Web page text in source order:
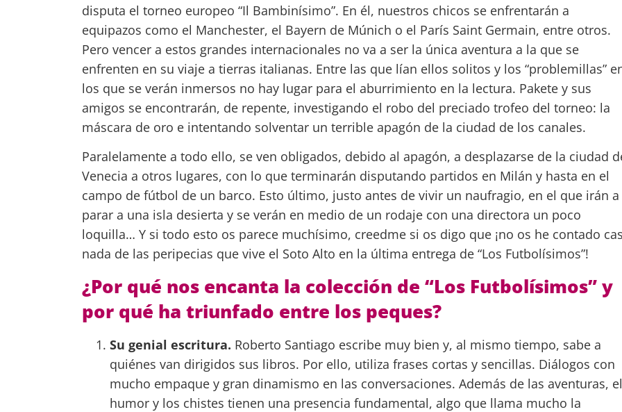
disputa el torneo europeo “Il Bambinísimo”. En él, nuestros chicos se enfrentarán a
equipazos como el Manchester, el Bayern de Múnich o el París Saint Germain, entre otros.
Pero vencer a estos grandes internacionales no va a ser la única aventura a la que se
enfrenten en su viaje a tierras italianas. Entre las que lían ellos solitos y los “problemillas”
los que se verán inmersos no hay lugar para el aburrimiento en la lectura. Pakete y sus
amigos se encontrarán, de repente, investigando el robo del preciado trofeo del torneo: la
máscara de oro e intentando solventar un terrible apagón de la ciudad de los canales.
Paralelamente a todo ello, se ven obligados, debido al apagón, a desplazarse de la ciudad
Venecia a otros lugares, con lo que terminarán disputando partidos en Milán y hasta en el
campo de fútbol de un barco. Esto último, justo antes de vivir un naufragio, en el que irán a
parar a una isla desierta y se verán en medio de un rodaje con una directora un poco
loquilla… Y si todo esto os parece muchísimo, creedme si os digo que ¡no os he contado
nada de las peripecias que vive el Soto Alto en la última entrega de “Los Futbolísimos”!
¿Por qué nos encanta la colección de “Los Futbolísimos” y
por qué ha triunfado entre los peques?
Su genial escritura. Roberto Santiago escribe muy bien y, al mismo tiempo, sabe a
quiénes van dirigidos sus libros. Por ello, utiliza frases cortas y sencillas. Diálogos con
mucho empaque y gran dinamismo en las conversaciones. Además de las aventuras, el
humor y los chistes tienen una presencia fundamental, algo que llama mucho la